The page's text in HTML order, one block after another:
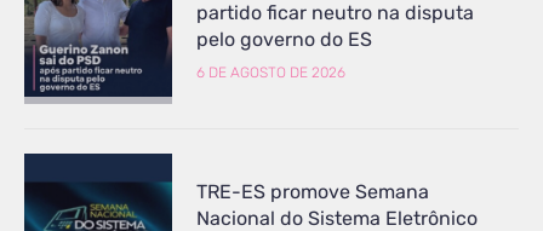
partido ficar neutro na disputa
pelo governo do ES
6 DE AGOSTO DE 2026
TRE-ES promove Semana
Nacional do Sistema Eletrônico